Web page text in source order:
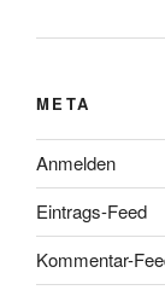
META
Anmelden
Eintrags-Feed
Kommentar-